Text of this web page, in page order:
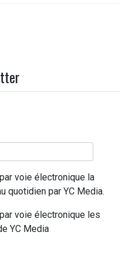
voie électronique la
quotidien par YC Media.
voie électronique les
YC Media